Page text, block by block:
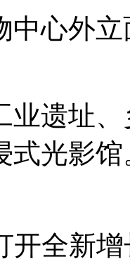
中心外
业遗址
式光影馆
开全新